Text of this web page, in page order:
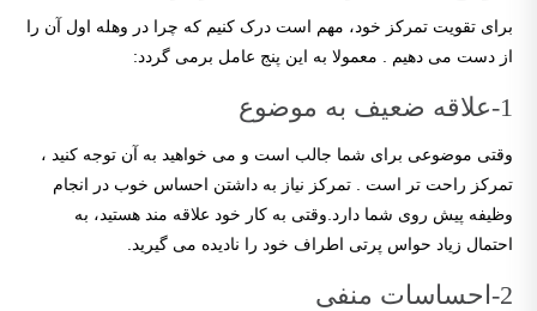
برای تقویت تمرکز خود، مهم است درک کنیم که چرا در وهله اول آن را
از دست می دهیم . معمولا به این پنج عامل برمی گردد:
1-علاقه ضعیف به موضوع
وقتی موضوعی برای شما جالب است و می خواهید به آن توجه کنید ،
تمرکز راحت تر است . تمرکز نیاز به داشتن احساس خوب در انجام
وظیفه پیش روی شما دارد.وقتی به کار خود علاقه مند هستید، به
احتمال زیاد حواس پرتی اطراف خود را نادیده می گیرید.
2-احساسات منفی